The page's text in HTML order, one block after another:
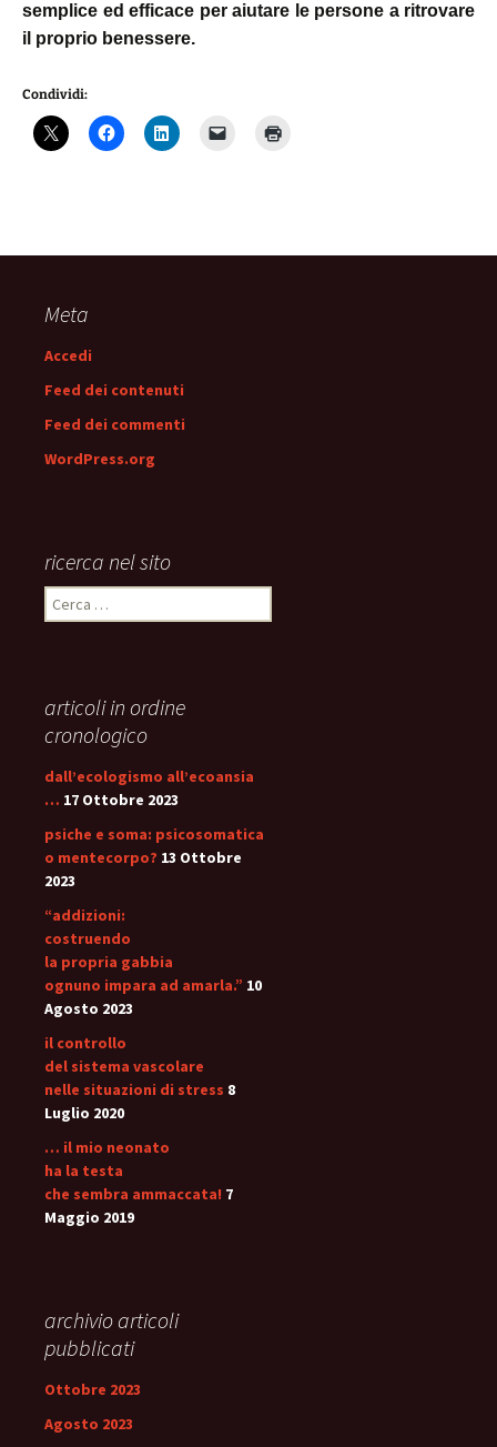
semplice ed efficace per aiutare le persone a ritrovare
il proprio benessere.
Condividi:
Meta
Accedi
Feed dei contenuti
Feed dei commenti
WordPress.org
ricerca nel sito
Ricerca
per:
articoli in ordine
cronologico
dall’ecologismo all’ecoansia
… 17 Ottobre 2023
psiche e soma: psicosomatica
o mentecorpo? 13 Ottobre
2023
“addizioni:
costruendo
la propria gabbia
ognuno impara ad amarla.” 10
Agosto 2023
il controllo
del sistema vascolare
nelle situazioni di stress 8
Luglio 2020
… il mio neonato
ha la testa
che sembra ammaccata! 7
Maggio 2019
archivio articoli
pubblicati
Ottobre 2023
Agosto 2023